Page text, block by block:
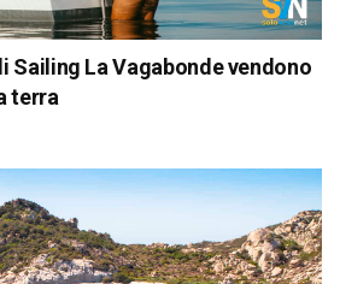
Sailing La Vagabonde vendono
terra